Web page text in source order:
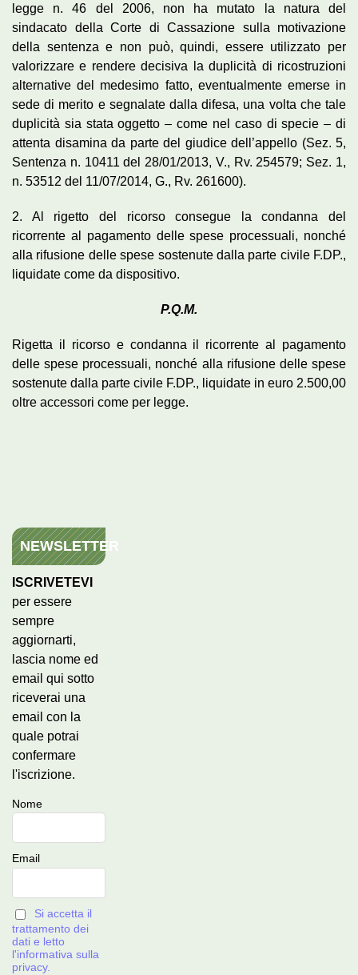
legge n. 46 del 2006, non ha mutato la natura del
sindacato della Corte di Cassazione sulla motivazione
della sentenza e non può, quindi, essere utilizzato per
valorizzare e rendere decisiva la duplicità di ricostruzioni
alternative del medesimo fatto, eventualmente emerse in
sede di merito e segnalate dalla difesa, una volta che tale
duplicità sia stata oggetto – come nel caso di specie – di
attenta disamina da parte del giudice dell’appello (Sez. 5,
Sentenza n. 10411 del 28/01/2013, V., Rv. 254579; Sez. 1,
n. 53512 del 11/07/2014, G., Rv. 261600).
2. Al rigetto del ricorso consegue la condanna del
ricorrente al pagamento delle spese processuali, nonché
alla rifusione delle spese sostenute dalla parte civile F.DP.,
liquidate come da dispositivo.
P.Q.M.
Rigetta il ricorso e condanna il ricorrente al pagamento
delle spese processuali, nonché alla rifusione delle spese
sostenute dalla parte civile F.DP., liquidate in euro 2.500,00
oltre accessori come per legge.
NEWSLETTER
ISCRIVETEVI
per essere
sempre
aggiornarti,
lascia nome ed
email qui sotto
riceverai una
email con la
quale potrai
confermare
l'iscrizione.
Nome
Email
Si accetta il
trattamento dei
dati e letto
l'informativa sulla
privacy.